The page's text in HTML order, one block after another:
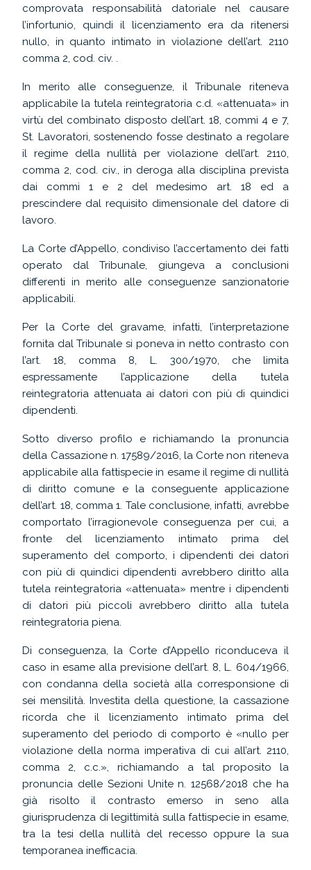
comprovata responsabilità datoriale nel causare
l’infortunio, quindi il licenziamento era da ritenersi
nullo, in quanto intimato in violazione dell’art. 2110
comma 2, cod. civ. .
In merito alle conseguenze, il Tribunale riteneva
applicabile la tutela reintegratoria c.d. «attenuata» in
virtù del combinato disposto dell’art. 18, commi 4 e 7,
St. Lavoratori, sostenendo fosse destinato a regolare
il regime della nullità per violazione dell’art. 2110,
comma 2, cod. civ., in deroga alla disciplina prevista
dai commi 1 e 2 del medesimo art. 18 ed a
prescindere dal requisito dimensionale del datore di
lavoro.
La Corte d’Appello, condiviso l’accertamento dei fatti
operato dal Tribunale, giungeva a conclusioni
differenti in merito alle conseguenze sanzionatorie
applicabili.
Per la Corte del gravame, infatti, l’interpretazione
fornita dal Tribunale si poneva in netto contrasto con
l’art. 18, comma 8, L. 300/1970, che limita
espressamente l’applicazione della tutela
reintegratoria attenuata ai datori con più di quindici
dipendenti.
Sotto diverso profilo e richiamando la pronuncia
della Cassazione n. 17589/2016, la Corte non riteneva
applicabile alla fattispecie in esame il regime di nullità
di diritto comune e la conseguente applicazione
dell’art. 18, comma 1. Tale conclusione, infatti, avrebbe
comportato l’irragionevole conseguenza per cui, a
fronte del licenziamento intimato prima del
superamento del comporto, i dipendenti dei datori
con più di quindici dipendenti avrebbero diritto alla
tutela reintegratoria «attenuata» mentre i dipendenti
di datori più piccoli avrebbero diritto alla tutela
reintegratoria piena.
Di conseguenza, la Corte d’Appello riconduceva il
caso in esame alla previsione dell’art. 8, L. 604/1966,
con condanna della società alla corresponsione di
sei mensilità. Investita della questione, la cassazione
ricorda che il licenziamento intimato prima del
superamento del periodo di comporto è «nullo per
violazione della norma imperativa di cui all’art. 2110,
comma 2, c.c.», richiamando a tal proposito la
pronuncia delle Sezioni Unite n. 12568/2018 che ha
già risolto il contrasto emerso in seno alla
giurisprudenza di legittimità sulla fattispecie in esame,
tra la tesi della nullità del recesso oppure la sua
temporanea inefficacia.